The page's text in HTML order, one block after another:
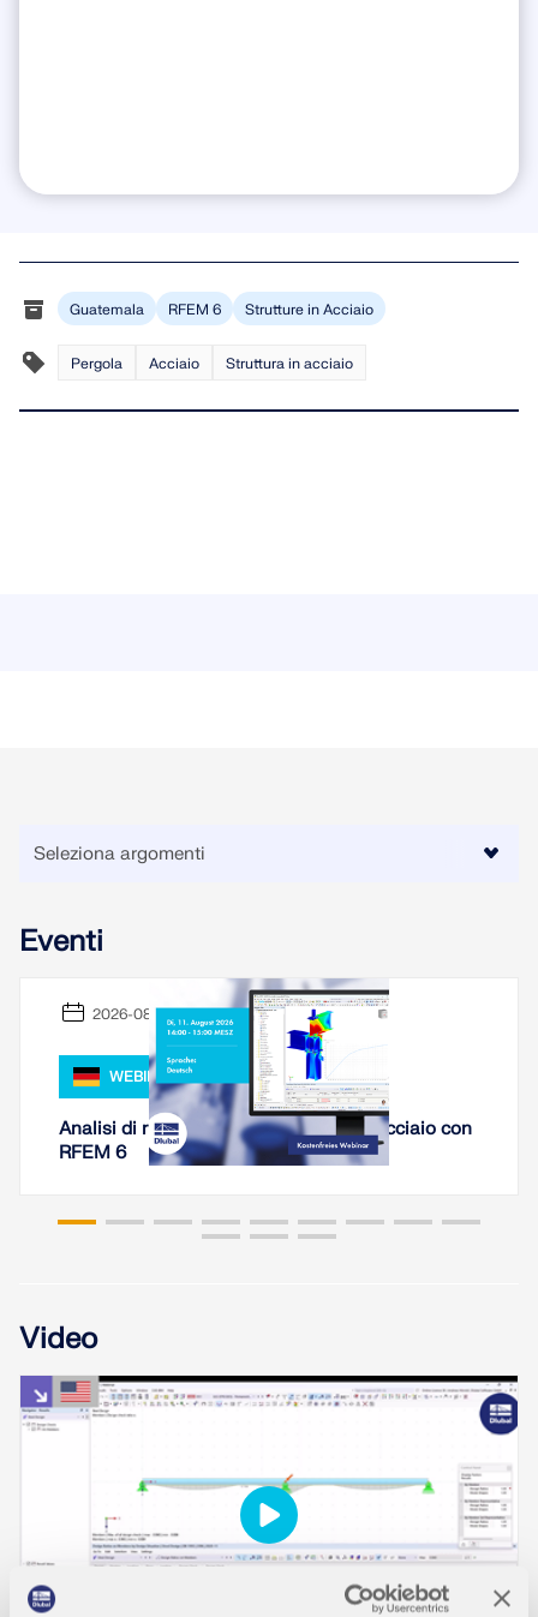
Guatemala RFEM 6 Strutture in Acciaio
Pergola Acciaio Struttura in acciaio
Eventi
2026-08-11
WEBINAR
Analisi di rigidezza di collegamenti in acciaio con
RFEM 6
Video